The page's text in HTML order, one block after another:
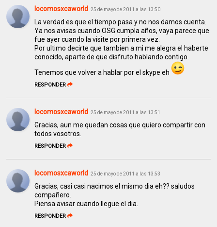
locomosxcaworld 25 de mayo de 2011 a las 13:50
La verdad es que el tiempo pasa y no nos damos cuenta.
Ya nos avisas cuando OSG cumpla años, vaya parece que
fue ayer cuando la visite por primera vez.
Por ultimo decirte que tambien a mi me alegra el haberte
conocido, aparte de que disfruto hablando contigo.
Tenemos que volver a hablar por el skype eh
RESPONDER
locomosxcaworld 25 de mayo de 2011 a las 13:51
Gracias, aun me quedan cosas que quiero compartir con
todos vosotros.
RESPONDER
locomosxcaworld 25 de mayo de 2011 a las 13:53
Gracias, casi casi nacimos el mismo dia eh?? saludos
compañero.
Piensa avisar cuando llegue el dia.
RESPONDER